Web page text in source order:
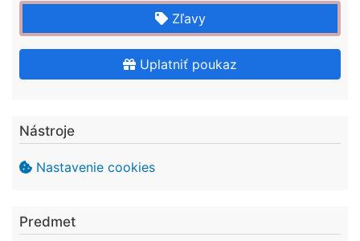
Zľavy
Uplatniť poukaz
Nástroje
Nastavenie cookies
Predmet